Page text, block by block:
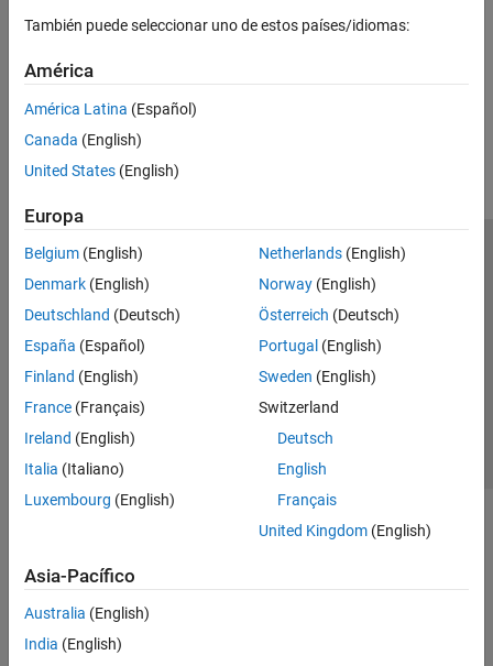
También puede seleccionar uno de estos países/idiomas:
América
América Latina (Español)
Canada (English)
United States (English)
Europa
Belgium (English)
Denmark (English)
Deutschland (Deutsch)
España (Español)
Finland (English)
France (Français)
Ireland (English)
Italia (Italiano)
Luxembourg (English)
Netherlands(English)
Norway(English)
Österreich (Deutsch)
Portugal (English)
Sweden (English)
Switzerland
Deutsch
English
Français
United Kingdom(English)
Asia-Pacífico
Australia (English)
India (English)
Centro de confianza
Marcas comerciales
Política de privacidad
Antipiratería
Estado de las aplicaciones
Información de contacto
© 1994-2026 The MathWorks, Inc.